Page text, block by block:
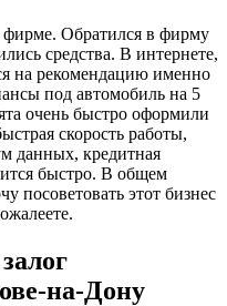
фирме. Обратился в фирму
средства. В интернете,
на рекомендацию именно
под автомобиль на 5
очень быстро оформили
скорость работы,
данных, кредитная
быстро. В общем
посоветовать этот бизнес
на-Дону